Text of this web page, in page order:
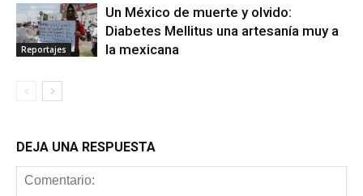
Reportajes
Un México de muerte y olvido:
Diabetes Mellitus una artesanía muy a
la mexicana
DEJA UNA RESPUESTA